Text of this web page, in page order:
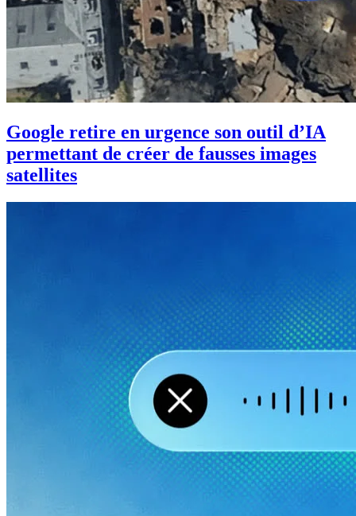
Google retire en urgence son outil d’IA
permettant de créer de fausses images
satellites